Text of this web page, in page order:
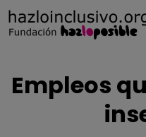
Empleos